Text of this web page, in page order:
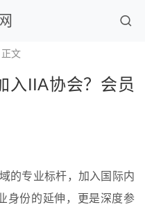
文
入IIA协会？会员
的专业标杆，加入国际内
身份的延伸，更是深度参